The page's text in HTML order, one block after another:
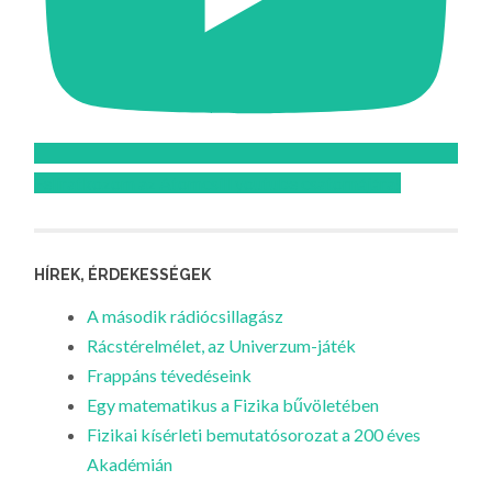
HÍREK, ÉRDEKESSÉGEK
A második rádiócsillagász
Rácstérelmélet, az Univerzum-játék
Frappáns tévedéseink
Egy matematikus a Fizika bűvöletében
Fizikai kísérleti bemutatósorozat a 200 éves
Akadémián